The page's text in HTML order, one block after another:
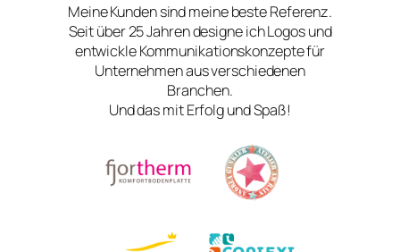
Meine Kunden sind meine beste Referenz.
Seit über 25 Jahren designe ich Logos und
entwickle Kommunikationskonzepte für
Unternehmen aus verschiedenen
Branchen.
Und das mit Erfolg und Spaß!